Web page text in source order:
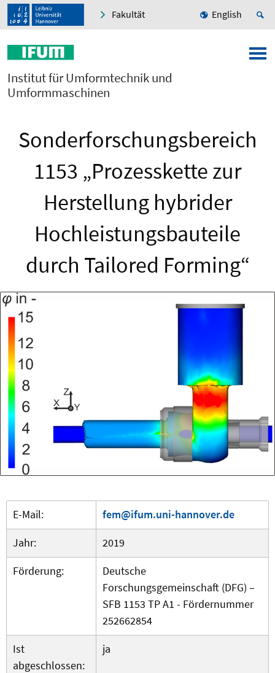
Fakultät English
Institut für Umformtechnik und
Umformmaschinen
Sonderforschungsbereich
1153 „Prozesskette zur
Herstellung hybrider
Hochleistungsbauteile
durch Tailored Forming“
E-Mail:
fem@ifum.uni-hannover.de
Jahr:
2019
Förderung:
Deutsche
Forschungsgemeinschaft (DFG) –
SFB 1153 TP A1 - Fördernummer
252662854
Ist
abgeschlossen:
ja